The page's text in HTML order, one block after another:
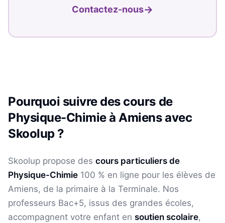
Contactez-nous→
Pourquoi suivre des cours de
Physique-Chimieà Amiensavec
Skoolup ?
Skoolup propose des cours particuliers de
Physique-Chimie 100 % en ligne pour les élèves de
Amiens, de la primaire à la Terminale. Nos
professeurs Bac+5, issus des grandes écoles,
accompagnent votre enfant en soutien scolaire,